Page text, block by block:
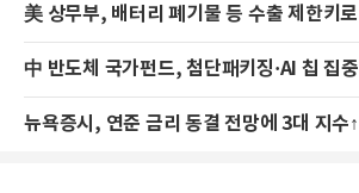
美 상무부, 배터리 폐기물 등 수출 제한키로
中 반도체 국가펀드, 첨단패키징·AI 칩 집중
뉴욕증시, 연준 금리 동결 전망에 3대 지수↑